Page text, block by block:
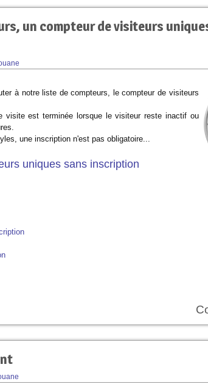
un compteur de visiteurs
à notre liste de compteurs, le compteur de visiteurs
visite est terminée lorsque le visiteur reste inactif ou
une inscription n'est pas obligatoire...
uniques sans inscription